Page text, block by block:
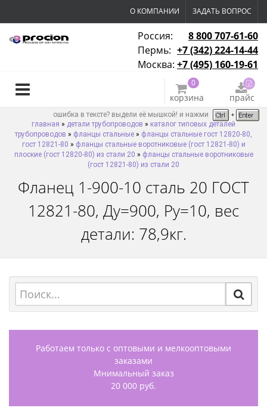
О КОМПАНИИ ЗАДАТЬ ВОПРОС
Россия:
8 800 707-61-60
Пермь: +7 (342) 224-14-44
Москва: +7 (495) 160-19-61
0
корзина прайс
ошибка в тексте? выдели её мышкой! и нажми
главная » детали трубопроводов » каталог типовых деталей
трубопроводов » фланцы стальные » фланцы стальные гост 12820-80,
гост 12821-80 » фланцы стальные воротниковые (гост 12821-80) и
плоские (гост 12820-80) из стали 20 » фланцы стальные воротниковые
(гост 12821-80) из стали 20
Фланец 1-900-10 сталь 20 ГОСТ
12821-80, Ду=900, Ру=10, вес
детали: 78,9кг.
Работаем только с оптовыми и мелкооптовыми
заказами
Мнимальный заказ
20 000 руб.